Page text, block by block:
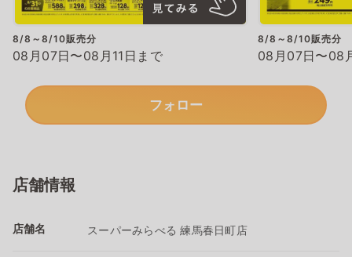
8/8～8/10販売分
08月07日〜08月11日まで
8/8～8/10販売分
08月07日〜08
フォロー
店舗情報
店舗名 スーパーみらべる 練馬春日町店